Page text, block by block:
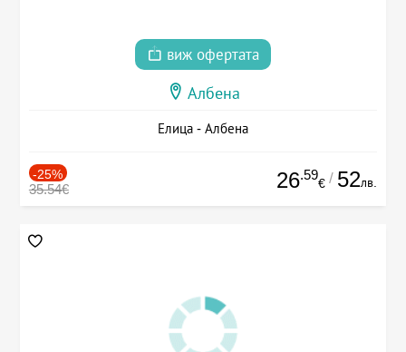
виж офертата
Албена
Елица - Албена
-25%
35.54€ 26.59
€ / 52лв.